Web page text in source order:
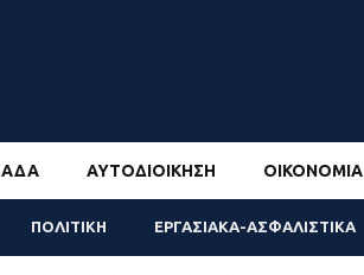
ΑΥΤΟΔΙΟΊΚΗΣΗ ΟΙΚΟΝΟΜΊΑ
ΠΟΛΙΤΙΚΗ ΕΡΓΑΣΙΑΚΑ-ΑΣΦΑΛΙΣΤΙΚΑ